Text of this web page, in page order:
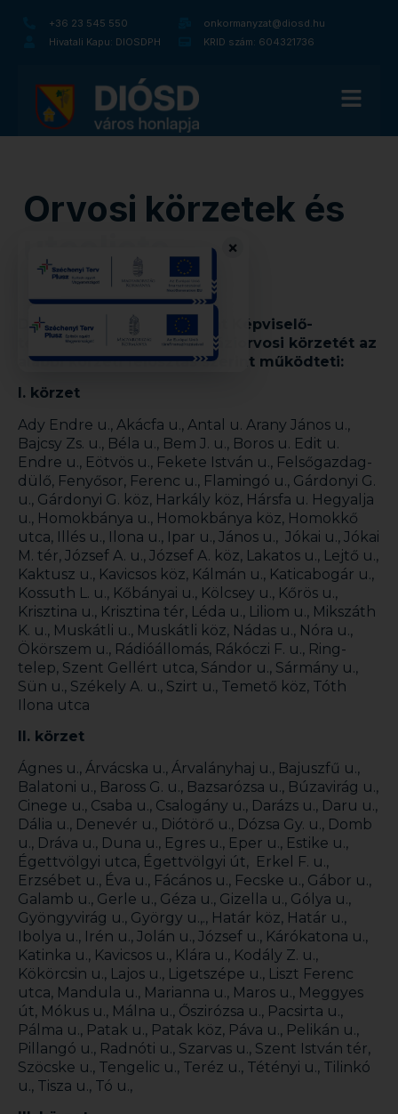
×
+36 23 545 550
onkormanyzat@diosd.hu
Hivatali Kapu: DIOSDPH
KRID szám: 604321736
Orvosi körzetek és
utcalista
Diósd Város Önkormányzat Képviselő-
testülete a négy felnőtt háziorvosi körzetét az
alábbi körzeti felosztás szerint működteti:
I. körzet
Ady Endre u., Akácfa u., Antal u. Arany János u.,
Bajcsy Zs. u., Béla u., Bem J. u., Boros u. Edit u.
Endre u., Eötvös u., Fekete István u., Felsőgazdag-
dülő, Fenyősor, Ferenc u., Flamingó u., Gárdonyi G.
u., Gárdonyi G. köz, Harkály köz, Hársfa u. Hegyalja
u., Homokbánya u., Homokbánya köz, Homokkő
utca, Illés u., Ilona u., Ipar u., János u., Jókai u., Jókai
M. tér, József A. u., József A. köz, Lakatos u., Lejtő u.,
Kaktusz u., Kavicsos köz, Kálmán u., Katicabogár u.,
Kossuth L. u., Kőbányai u., Kölcsey u., Kőrös u.,
Krisztina u., Krisztina tér, Léda u., Liliom u., Mikszáth
K. u., Muskátli u., Muskátli köz, Nádas u., Nóra u.,
Ökörszem u., Rádióállomás, Rákóczi F. u., Ring-
telep, Szent Gellért utca, Sándor u., Sármány u.,
Sün u., Székely A. u., Szirt u., Temető köz, Tóth
Ilona utca
II. körzet
Ágnes u., Árvácska u., Árvalányhaj u., Bajuszfű u.,
Balatoni u., Baross G. u., Bazsarózsa u., Búzavirág u.,
Cinege u., Csaba u., Csalogány u., Darázs u., Daru u.,
Dália u., Denevér u., Diótörő u., Dózsa Gy. u., Domb
u., Dráva u., Duna u., Egres u., Eper u., Estike u.,
Égettvölgyi utca, Égettvölgyi út, Erkel F. u.,
Erzsébet u., Éva u., Fácános u., Fecske u., Gábor u.,
Galamb u., Gerle u., Géza u., Gizella u., Gólya u.,
Gyöngyvirág u., György u.,., Határ köz, Határ u.,
Ibolya u., Irén u., Jolán u., József u., Kárókatona u.,
Katinka u., Kavicsos u., Klára u., Kodály Z. u.,
Kökörcsin u., Lajos u., Ligetszépe u., Liszt Ferenc
utca, Mandula u., Marianna u., Maros u., Meggyes
út, Mókus u., Málna u., Őszirózsa u., Pacsirta u.,
Pálma u., Patak u., Patak köz, Páva u., Pelikán u.,
Pillangó u., Radnóti u., Szarvas u., Szent István tér,
Szöcske u., Tengelic u., Teréz u., Tétényi u., Tilinkó
u., Tisza u., Tó u.,